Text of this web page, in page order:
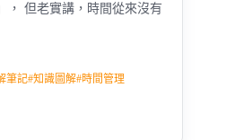
， 但老實講，時間從來沒有
筆記#知識圖解#時間管理